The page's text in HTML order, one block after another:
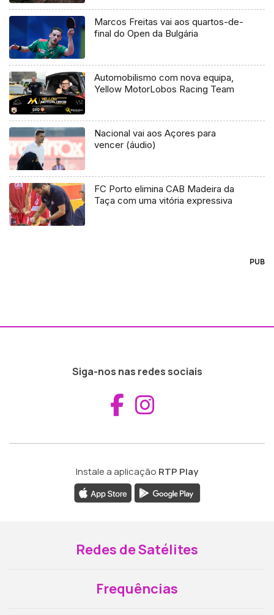
Marcos Freitas vai aos quartos-de-
final do Open da Bulgária
Automobilismo com nova equipa,
Yellow MotorLobos Racing Team
Nacional vai aos Açores para
vencer (áudio)
FC Porto elimina CAB Madeira da
Taça com uma vitória expressiva
PUB
Siga-nos nas redes sociais
Aceder ao
Instale a aplicação RTP Play
Redes de Satélites
Frequências